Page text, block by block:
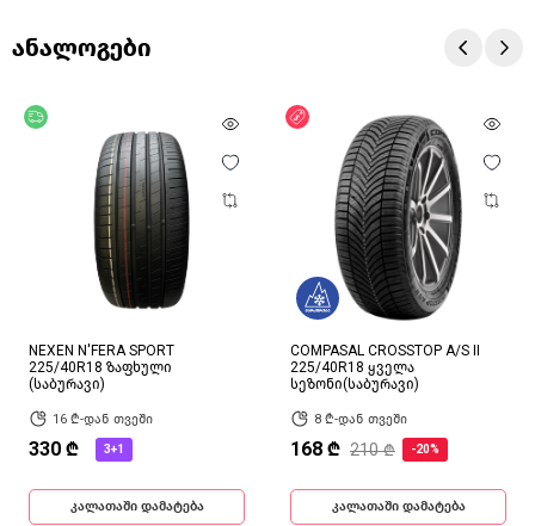
ანალოგები
NEXEN N'FERA SPORT
225/40R18 ზაფხული
(საბურავი)
16 ₾-დან თვეში
330 ₾ 3+1
კალათაში დამატება
ფასდაკლება
COMPASAL CROSSTOP A/S II
225/40R18 ყველა
სეზონი(საბურავი)
8 ₾-დან თვეში
168 ₾ 210 ₾ -20%
კალათაში დამატება